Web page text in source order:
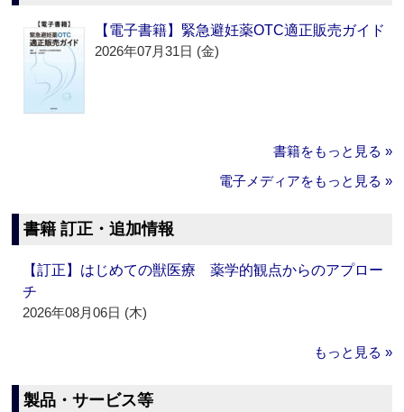
【電子書籍】緊急避妊薬OTC適正販売ガイド
2026年07月31日 (金)
書籍をもっと見る »
電子メディアをもっと見る »
書籍 訂正・追加情報
【訂正】はじめての獣医療 薬学的観点からのアプロー
チ
2026年08月06日 (木)
もっと見る »
製品・サービス等